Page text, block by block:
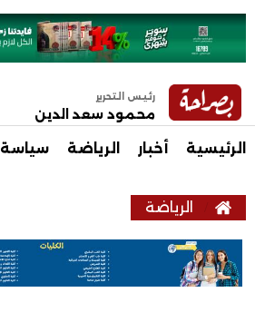
رئيس التحرير
محمود سعد الدين
الرئيسية أخبار الرياضة سياسة
الرياضة